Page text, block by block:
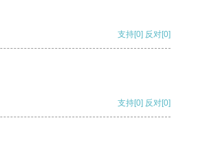
支持[0] 反对[0]
支持[0] 反对[0]